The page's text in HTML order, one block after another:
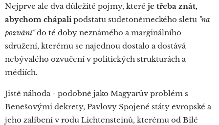
Nejprve ale dva důležité pojmy, které je třeba znát,
abychom chápalipodstatu sudetoněmeckého sletu "na
pozvání"do té doby neznámého a marginálního
sdružení, kterému se najednou dostalo a dostává
nebývalého ozvučení v politických strukturách a
médiích.
Jistě náhoda - podobně jako Magyarův problém s
Benešovými dekrety, Pavlovy Spojené státy evropské a
jeho zalíbení v rodu Lichtensteinů, kterému od Bílé